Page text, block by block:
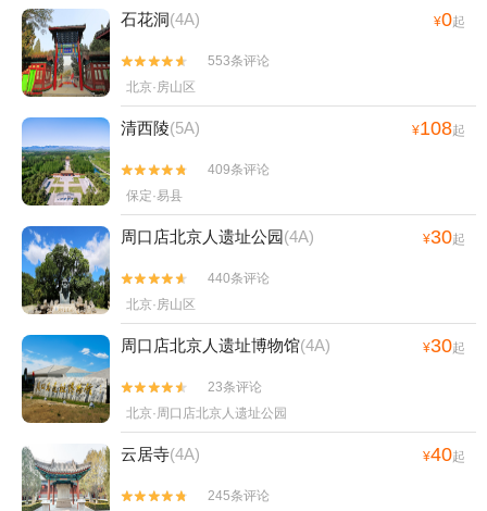
石花洞(4A) ¥0起


553条评论
北京·房山区
清西陵(5A) ¥108起


409条评论
保定·易县
周口店北京人遗址公园(4A) ¥30起


440条评论
北京·房山区
周口店北京人遗址博物馆(4A) ¥30起


23条评论
北京·周口店北京人遗址公园
云居寺(4A) ¥40起

 245条评论